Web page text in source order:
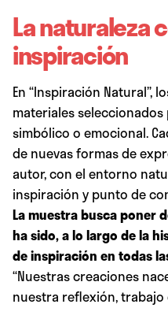
La naturaleza
inspiración
En “Inspiración Natural”,
materiales
simbólico o emocional.
de nuevas formas de
autor, con el entorno
inspiración y punto de
La muestra busca poner
ha sido, a lo largo de la
de inspiración en todas
“Nuestras creaciones
nuestra reflexión, trabajo